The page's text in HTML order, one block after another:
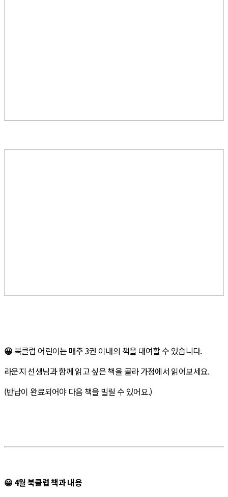
😀 북클럽 어린이는 매주 3권 이내의 책을 대여할 수 있습니다.
라운지 선생님과 함께 읽고 싶은 책을 골라 가정에서 읽어보세요.
(반납이 완료되어야 다음 책을 빌릴 수 있어요.)
😀 4월 북클럽 책과 내용